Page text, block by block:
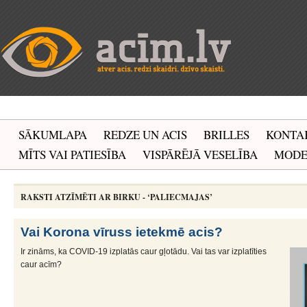
SĀKUMLAPA REDZE UN ACIS BRILLES
MĪTS VAI PATIESĪBA
VISPĀRĒJĀ VESELĪBA MODE
RAKSTI ATZĪMĒTI AR BIRKU - ‘PALIECMAJAS’
Vai Korona vīruss ietekmē acis?
Ir zināms, ka COVID-19 izplatās caur gļotādu. Vai tas var izplatīties
caur acīm?